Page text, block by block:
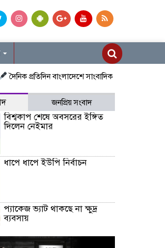
প্রতিদিন বাংলাদেশে সাংবাদিক নিয়োগ চলছে
জনপ্রিয় সংবাদ
বিশ্বকাপ শেষে অবসরের ইঙ্গিত
দিলেন নেইমার
ধাপে ধাপে ইউপি নির্বাচন
প্যাকেজ ভ্যাট থাকছে না ক্ষুদ্র
ব্যবসায়